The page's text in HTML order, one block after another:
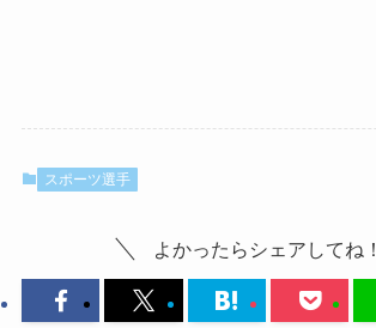
スポーツ選手
よかったらシェアしてね！